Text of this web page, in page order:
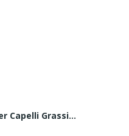
Capelli Grassi...